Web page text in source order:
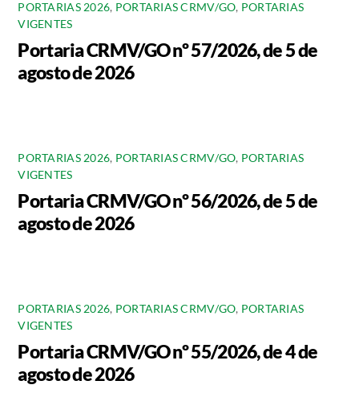
PORTARIAS 2026, PORTARIAS CRMV/GO, PORTARIAS
VIGENTES
Portaria CRMV/GO nº 57/2026, de 5 de
agosto de 2026
PORTARIAS 2026, PORTARIAS CRMV/GO, PORTARIAS
VIGENTES
Portaria CRMV/GO nº 56/2026, de 5 de
agosto de 2026
PORTARIAS 2026, PORTARIAS CRMV/GO, PORTARIAS
VIGENTES
Portaria CRMV/GO nº 55/2026, de 4 de
agosto de 2026